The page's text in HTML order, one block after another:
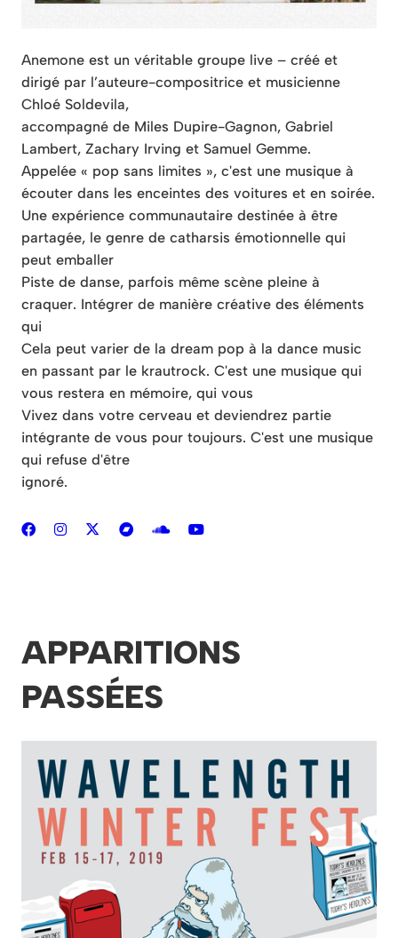
Anemone est un véritable groupe live – créé et
dirigé par l’auteure-compositrice et musicienne
Chloé Soldevila,
accompagné de Miles Dupire-Gagnon, Gabriel
Lambert, Zachary Irving et Samuel Gemme.
Appelée « pop sans limites », c'est une musique à
écouter dans les enceintes des voitures et en soirée.
Une expérience communautaire destinée à être
partagée, le genre de catharsis émotionnelle qui
peut emballer
Piste de danse, parfois même scène pleine à
craquer. Intégrer de manière créative des éléments
qui
Cela peut varier de la dream pop à la dance music
en passant par le krautrock. C'est une musique qui
vous restera en mémoire, qui vous
Vivez dans votre cerveau et deviendrez partie
intégrante de vous pour toujours. C'est une musique
qui refuse d'être
ignoré.
APPARITIONS
PASSÉES